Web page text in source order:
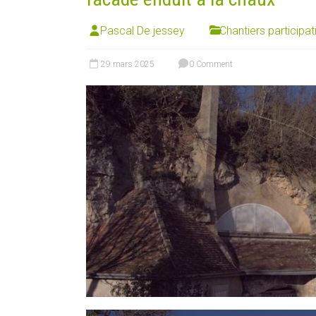
Pascal De jessey Chantiers
29 mars 2025 0 Comment